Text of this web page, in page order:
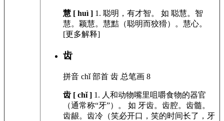
慧 [ huì ] 1. 聪明，有才智。 如 聪慧。智
慧。颖慧。慧黠（聪明而狡猾）。慧心。
[更多解释]
齿
拼音 chǐ部首 齿 总笔画 8
齿 [ chǐ ] 1. 人和动物嘴里咀嚼食物的器官
（通常称“牙”）。 如 牙齿。齿腔。齿髓。
齿龈。齿冷（笑必开口，笑的时间长了，牙